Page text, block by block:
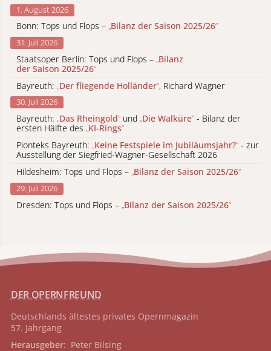
1. August 2026
Bonn: Tops und Flops – „Bilanz der Saison 2025/26“
31. Juli 2026
Staatsoper Berlin: Tops und Flops – „Bilanz
der Saison 2025/26“
Bayreuth: „Der fliegende Holländer“, Richard Wagner
30. Juli 2026
Bayreuth: „Das Rheingold“ und „Die Walküre“ - Bilanz der
ersten Hälfte des „KI-Rings“
Pionteks Bayreuth: „Keine Festspiele im Jubiläumsjahr?“ - zur
Ausstellung der Siegfried-Wagner-Gesellschaft 2026
Hildesheim: Tops und Flops – „Bilanz der Saison 2025/26“
29. Juli 2026
Dresden: Tops und Flops – „Bilanz der Saison 2025/26“
DER OPERNFREUND
Deutschlands ältestes privates Opernmagazin
57. Jahrgang
Herausgeber: Peter Bilsing